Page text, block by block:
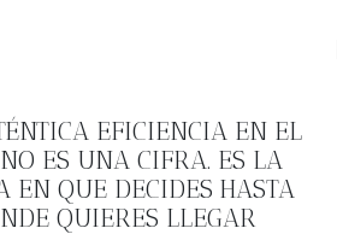
EFICIENCIA EN EL
ES UNA CIFRA. ES LA
EN QUE DECIDES HASTA
QUIERES LLEGAR